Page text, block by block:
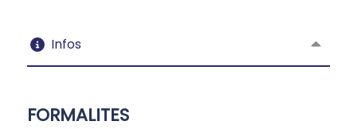
Infos
FORMALITES